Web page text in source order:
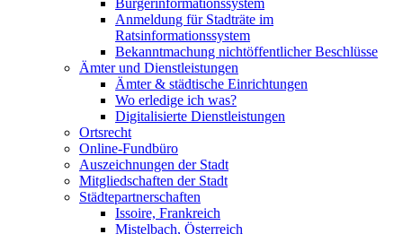
Bürgerinformationssystem
Anmeldung für Stadträte im
Ratsinformationssystem
Bekanntmachung nichtöffentlicher Beschlüsse
Ämter und Dienstleistungen
Ämter & städtische Einrichtungen
Wo erledige ich was?
Digitalisierte Dienstleistungen
Ortsrecht
Online-Fundbüro
Auszeichnungen der Stadt
Mitgliedschaften der Stadt
Städtepartnerschaften
Issoire, Frankreich
Mistelbach, Österreich